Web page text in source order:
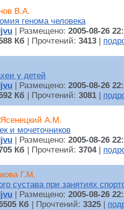
В.А.
генома человека
| Размещено: 2005-08-26
Кб | Прочтений: 3413
у детей
| Размещено: 2005-08-26
Кб | Прочтений: 3081
А.М.
и мочеточников
| Размещено: 2005-08-26
Кб | Прочтений: 3704|
Г.М.
сустава при занятиях
| Размещено: 2005-08-26
Кб | Прочтений: 3325